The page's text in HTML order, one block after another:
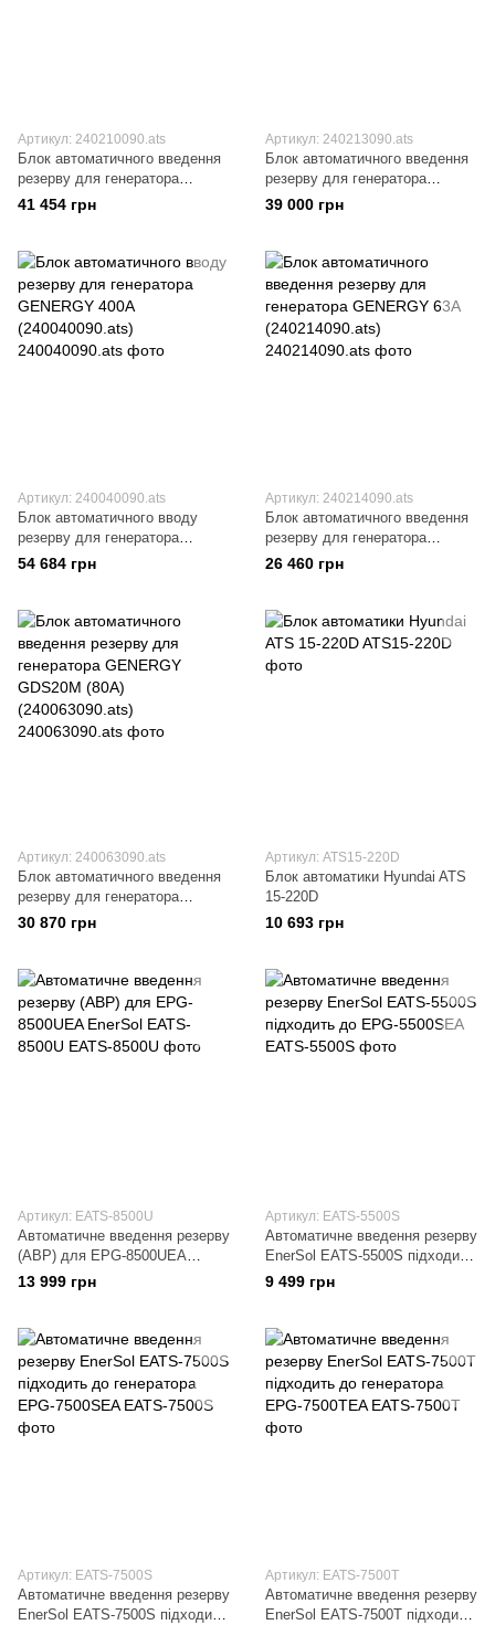
Артикул: 240210090.ats
Блок автоматичного введення
резерву для генератора
GENERGY GDS27M
(240210090.ats)
41 454 грн
Артикул: 240213090.ats
Блок автоматичного введення
резерву для генератора
GENERGY GDS130T
(240213090.ats)
39 000 грн
Артикул: 240040090.ats
Блок автоматичного вводу
резерву для генератора
GENERGY 400А
(240040090.ats)
54 684 грн
Артикул: 240214090.ats
Блок автоматичного введення
резерву для генератора
GENERGY 63А (240214090.ats)
26 460 грн
Артикул: 240063090.ats
Блок автоматичного введення
резерву для генератора
GENERGY GDS20M (80А)
(240063090.ats)
30 870 грн
Артикул: ATS15-220D
Блок автоматики Hyundai ATS
15-220D
10 693 грн
Артикул: EATS-8500U
Автоматичне введення резерву
(АВР) для EPG-8500UEA
EnerSol EATS-8500U
13 999 грн
Артикул: EATS-5500S
Автоматичне введення резерву
EnerSol EATS-5500S підходить
до EPG-5500SEA
9 499 грн
Артикул: EATS-7500S
Автоматичне введення резерву
EnerSol EATS-7500S підходить
Артикул: EATS-7500T
Автоматичне введення резерву
EnerSol EATS-7500T підходить